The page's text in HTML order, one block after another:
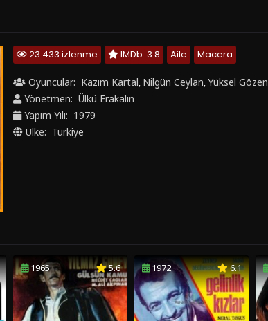
23.433 izlenme IMDb: 3.8 Aile Macera
Oyuncular: Kazım Kartal, Nilgün Ceylan,Yüksel Gözen
Yönetmen: Ülkü Erakalın
Yapım Yılı: 1979
Ülke: Türkiye
1965 5.6 1972 6.1